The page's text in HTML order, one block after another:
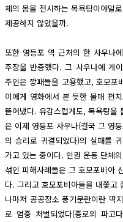
체의 몸을 전시하는 목욕탕이야말
제공하지 않았을까.
또한 영등포 역 근처의 한 사우나
주장을 반증했다. 그 사우나에 게
주인은 깡패들을 고용했고, 호모포
이에게 영화에서 본 듯한 몰매 펀
뜯어냈다. 유감스럽게도, 목욕탕을
은 이제 영등포 사우나(결국 그 영
의 승리로 귀결되었다)의 실패를
가고 있는 중이다. 인권 운동 단체
섞인 피해사례들은 그 호모포비아
다. 그리고 호모포비아들을 내쫓고
나마저 공공장소 풍기문란이란 딱
로 엄중 처벌되었다(종로의 파고